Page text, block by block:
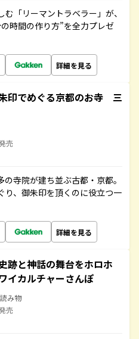
「リーマントラベラー」が、
時間の作り方”を全力プレゼ
詳細を見る
印でめぐる京都のお寺 三
売
寺院が建ち並ぶ古都・京都。
り、御朱印を頂くのに役立つ一
詳細を見る
跡と神話の舞台をホロホ
イカルチャーさんぽ
み物
売